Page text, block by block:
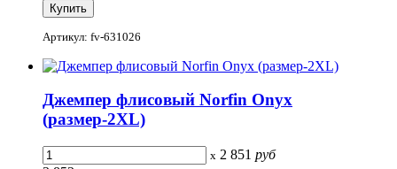
Артикул: fv-631026
Джемпер флисовый Norfin Onyx
(размер-2XL)
x 2 851 руб